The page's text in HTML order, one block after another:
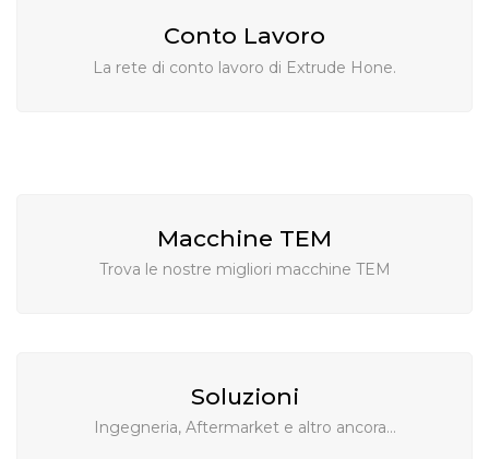
Conto Lavoro
La rete di conto lavoro di Extrude Hone.
Macchine TEM
Trova le nostre migliori macchine TEM
Soluzioni
Ingegneria, Aftermarket e altro ancora…